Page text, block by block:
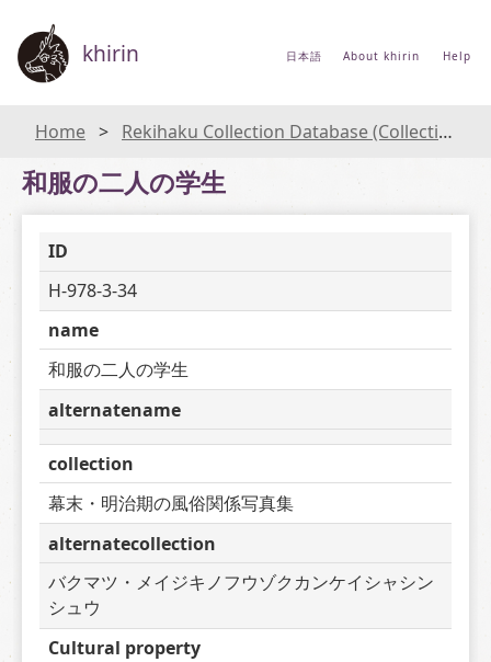
khirin 日本語 About khirin Help
Home Rekihaku Collection Database (Collections Database of the National Museum of Japanese History)
和服の二人の学生
ID
H-978-3-34
name
和服の二人の学生
alternatename
collection
幕末・明治期の風俗関係写真集
alternatecollection
バクマツ・メイジキノフウゾクカンケイシャシン
シュウ
Cultural property